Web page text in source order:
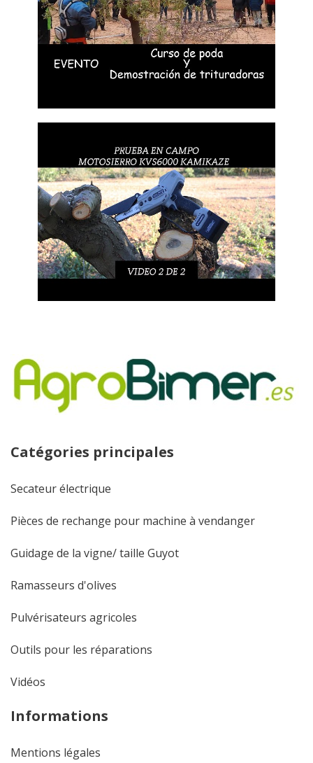
Catégories principales
Secateur électrique
Pièces de rechange pour machine à vendanger
Guidage de la vigne/ taille Guyot
Ramasseurs d'olives
Pulvérisateurs agricoles
Outils pour les réparations
Vidéos
Informations
Mentions légales